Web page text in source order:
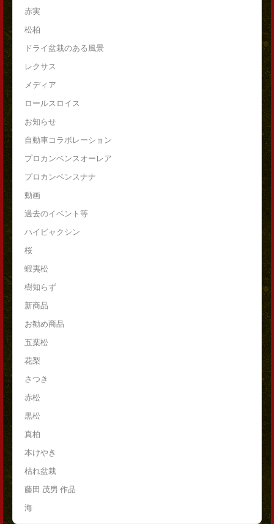
赤実
松柏
ドライ盆栽のある風景
レクサス
メディア
ロールスロイス
お知らせ
自動車コラボレーション
プロカンベンスオーレア
プロカンベンスナナ
動画
過去のイベント等
ハイビャクシン
桜
蝦夷松
樹知らず
新商品
お勧め商品
五葉松
花梨
さつき
赤松
黒松
真柏
本けやき
枯れ盆栽
藤田 茂男 作品
海